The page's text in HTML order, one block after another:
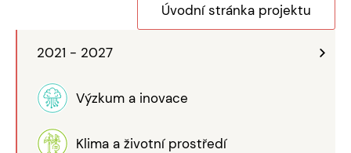
2021 - 2027
Výzkum a inovace
Klima a životní prostředí
Úvodní stránka projektu